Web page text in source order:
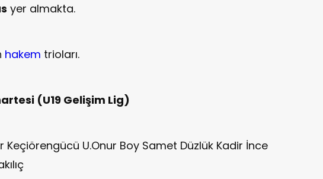
yer almakta.
hakem trioları.
(U19 Gelişim Lig)
Keçiörengücü U.Onur Boy Samet Düzlük Kadir İnce